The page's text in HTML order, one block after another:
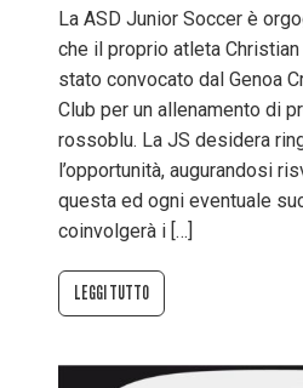
La ASD Junior Soccer è
che il proprio atleta
stato convocato dal Genoa
Club per un allenamento di
rossoblu. La JS desidera
l’opportunità, augurandosi
questa ed ogni eventuale
coinvolgerà i […]
LEGGI TUTTO